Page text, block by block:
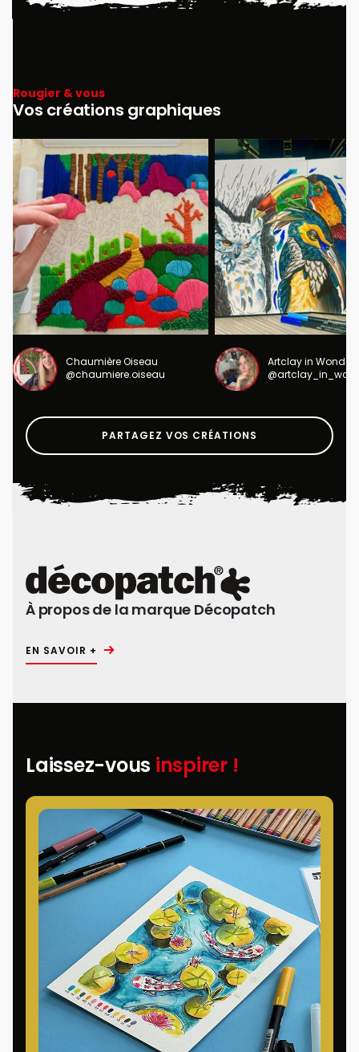
Rougier & vous
Vos créations graphiques
Chaumière Oiseau
@chaumiere.oiseau
Artclay in
PARTAGEZ VOS CRÉATIONS
À propos de la marque Décopatch
EN SAVOIR +
Laissez-vous inspirer !